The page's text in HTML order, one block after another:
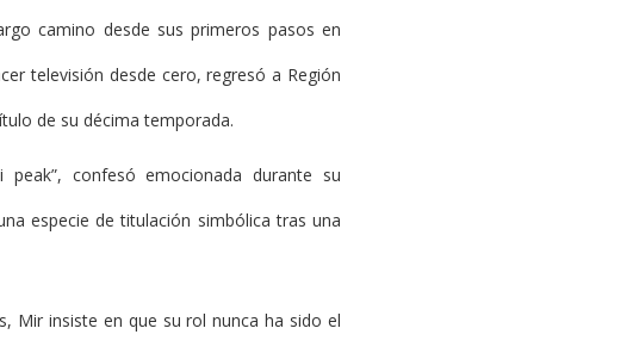
camino desde sus primeros pasos en
televisión desde cero, regresó a Región
de su décima temporada.
confesó emocionada durante su
especie de titulación simbólica tras una
Mir insiste en que su rol nunca ha sido el